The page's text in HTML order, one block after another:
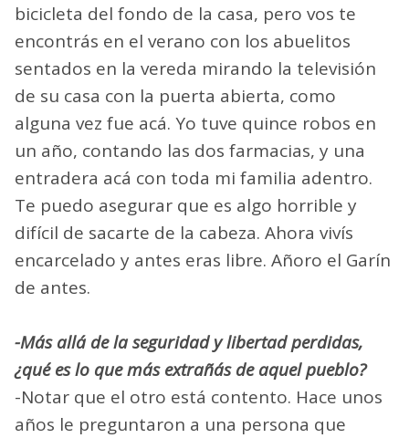
bicicleta del fondo de la casa, pero vos te
encontrás en el verano con los abuelitos
sentados en la vereda mirando la televisión
de su casa con la puerta abierta, como
alguna vez fue acá. Yo tuve quince robos en
un año, contando las dos farmacias, y una
entradera acá con toda mi familia adentro.
Te puedo asegurar que es algo horrible y
difícil de sacarte de la cabeza. Ahora vivís
encarcelado y antes eras libre. Añoro el Garín
de antes.
-Más allá de la seguridad y libertad perdidas,
¿qué es lo que más extrañás de aquel pueblo?
-Notar que el otro está contento. Hace unos
años le preguntaron a una persona que